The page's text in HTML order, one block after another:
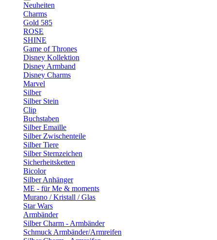
Neuheiten
Charms
Gold 585
ROSE
SHINE
Game of Thrones
Disney Kollektion
Disney Armband
Disney Charms
Marvel
Silber
Silber Stein
Clip
Buchstaben
Silber Emaille
Silber Zwischenteile
Silber Tiere
Silber Sternzeichen
Sicherheitsketten
Bicolor
Silber Anhänger
ME - für Me & moments
Murano / Kristall / Glas
Star Wars
Armbänder
Silber Charm - Armbänder
Schmuck Armbänder/Armreifen